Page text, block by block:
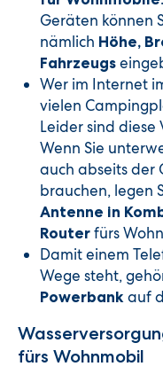
Geräten können
nämlich Höhe,
Fahrzeugs
Wer im Internet
vielen
Leider sind
Wenn Sie
auch abseits der
brauchen, legen
Antenne in
Router fürs
Damit einem
Wege steht,
Powerbank auf
fürs Wohnmobil